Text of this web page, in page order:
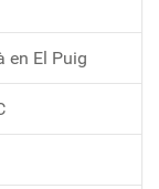
en El Puig